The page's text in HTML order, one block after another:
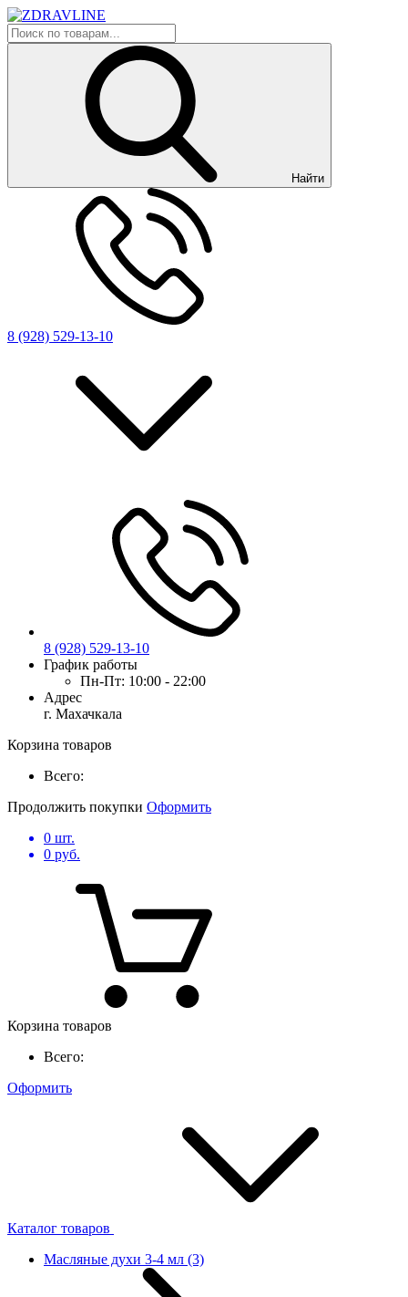
Найти
8 (928) 529-13-10
8 (928) 529-13-10
График работы
Пн-Пт: 10:00 - 22:00
Адрес
г. Махачкала
Корзина товаров
Всего:
Продолжить покупки Оформить
0 шт.
0 руб.
Корзина товаров
Всего:
Оформить
Каталог товаров
Масляные духи 3-4 мл (3)